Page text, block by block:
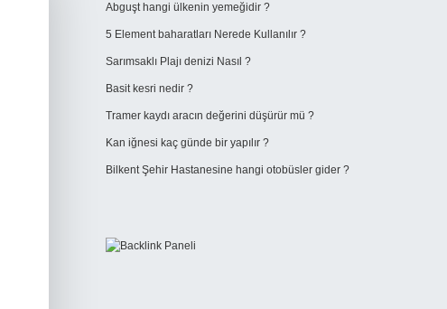
Abguşt hangi ülkenin yemeğidir ?
5 Element baharatları Nerede Kullanılır ?
Sarımsaklı Plajı denizi Nasıl ?
Basit kesri nedir ?
Tramer kaydı aracın değerini düşürür mü ?
Kan iğnesi kaç günde bir yapılır ?
Bilkent Şehir Hastanesine hangi otobüsler gider ?